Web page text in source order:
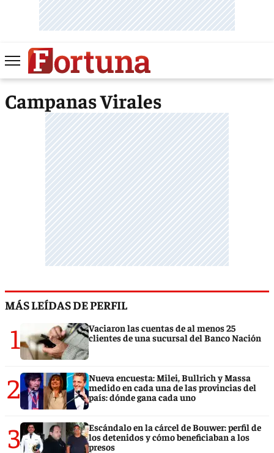
Campanas Virales
MÁS LEÍDAS DE PERFIL
1
Vaciaron las cuentas de al menos 25
clientes de una sucursal del Banco Nación
2
Nueva encuesta: Milei, Bullrich y Massa
medido en cada una de las provincias del
país: dónde gana cada uno
3
Escándalo en la cárcel de Bouwer: perfil de
los detenidos y cómo beneficiaban a los
presos